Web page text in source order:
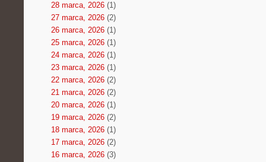
28 marca, 2026(1)
27 marca, 2026(2)
26 marca, 2026(1)
25 marca, 2026(1)
24 marca, 2026(1)
23 marca, 2026(1)
22 marca, 2026(2)
21 marca, 2026(2)
20 marca, 2026(1)
19 marca, 2026(2)
18 marca, 2026(1)
17 marca, 2026(2)
16 marca, 2026(3)